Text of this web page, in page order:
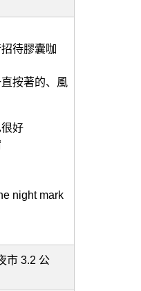
待膠囊咖
按著的、風
好
night mark
市 3.2 公